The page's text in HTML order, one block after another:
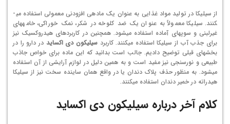
از سیلیکا در تولید مواد غذایی به عنوان یک ماده­ی افزودنی معمولی استفاده می­
کنند. سیلیکا معمولاً به عنوان یک ضد کلوخه در شکر، نمک خوراکی، خامه­های
غیرلبنی و سوپ­های آماده استفاده می­شود. همچنین در کاربردهای هیدروکسیک نیز
برای جذب آب از سیلیکا استفاده می­کنند. کاربردسیلیکون دی اکساید در دارو را در
بخش­های قبلی توضیح دادیم. جالب است بدانید که این ماده برای خواص جاذب
طبیعی و نورسنجی نیز مفید است و به همین دلیل در لوازم آرایشی از آن استفاده
می­شود. به منظور حذف پلاک دندان یا در واقع همان ساینده سخت نیز از سیلیکا
هیدراته در خمیر دندان استفاده می­کنند.
کلام آخر درباره سیلیکون دی اکساید